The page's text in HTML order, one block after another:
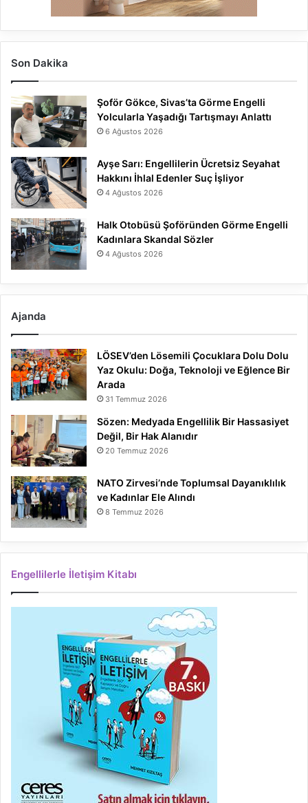
Son Dakika
Şoför Gökce, Sivas’ta Görme Engelli
Yolcularla Yaşadığı Tartışmayı Anlattı
6 Ağustos 2026
Ayşe Sarı: Engellilerin Ücretsiz Seyahat
Hakkını İhlal Edenler Suç İşliyor
4 Ağustos 2026
Halk Otobüsü Şoföründen Görme Engelli
Kadınlara Skandal Sözler
4 Ağustos 2026
Ajanda
LÖSEV’den Lösemili Çocuklara Dolu Dolu
Yaz Okulu: Doğa, Teknoloji ve Eğlence Bir
Arada
31 Temmuz 2026
Sözen: Medyada Engellilik Bir Hassasiyet
Değil, Bir Hak Alanıdır
20 Temmuz 2026
NATO Zirvesi’nde Toplumsal Dayanıklılık
ve Kadınlar Ele Alındı
8 Temmuz 2026
Engellilerle İletişim Kitabı